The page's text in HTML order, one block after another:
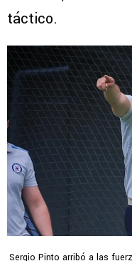
táctico.
Sergio Pinto arribó a las